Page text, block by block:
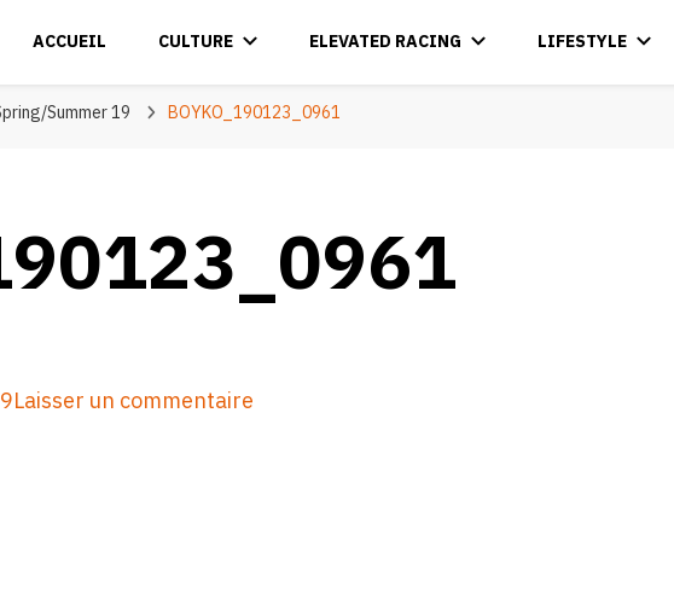
ACCUEIL CULTURE ELEVATED RACING LIFESTYLE
Summer 19 BOYKO_190123_0961
Laisser un commentaire